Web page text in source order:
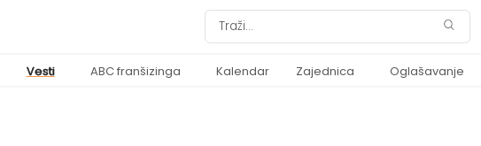
Vesti ABC franšizinga Kalendar Zajednica Oglašavanje